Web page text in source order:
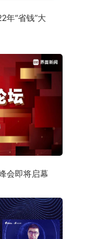
年“省钱”大
会即将启幕